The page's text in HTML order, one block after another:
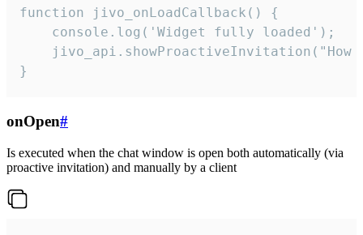
function jivo_onLoadCallback() {
    console.log('Widget fully loaded');
jivo_api.showProactiveInvitation("How
}
onOpen#
Is executed when the chat window is open both automatically (via
proactive invitation) and manually by a client